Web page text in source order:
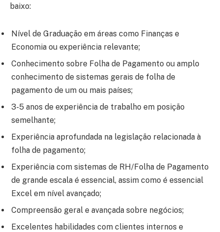
baixo:
Nível de Graduação em áreas como Finanças e
Economia ou experiência relevante;
Conhecimento sobre Folha de Pagamento ou amplo
conhecimento de sistemas gerais de folha de
pagamento de um ou mais países;
3-5 anos de experiência de trabalho em posição
semelhante;
Experiência aprofundada na legislação relacionada à
folha de pagamento;
Experiência com sistemas de RH/Folha de Pagamento
de grande escala é essencial, assim como é essencial
Excel em nível avançado;
Compreensão geral e avançada sobre negócios;
Excelentes habilidades com clientes internos e